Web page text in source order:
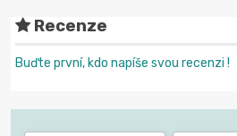
Recenze
Buďte první, kdo napíše svou recenzi !